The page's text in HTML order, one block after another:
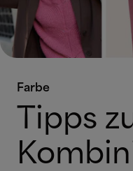
Farbe
Tipps